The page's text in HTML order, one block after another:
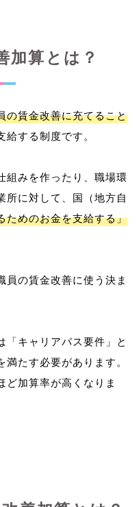
加算とは？
の賃金改善に充てること
する制度です。
組みを作ったり、職場環
所に対して、国（地方自
ためのお金を支給する」
員の賃金改善に使う決ま
「キャリアパス要件」と
満たす必要があります。
ど加算率が高くなりま